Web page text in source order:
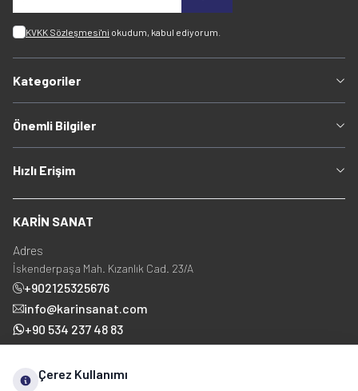
KVKK Sözleşmesi'ni okudum, kabul ediyorum.
Kategoriler
Önemli Bilgiler
Hızlı Erişim
KARİN SANAT
Adres
İskenderpaşa Mah. Kızanlık Cad. 23/A
+902125325676
info@karinsanat.com
+90 534 237 48 83
Çerez Kullanımı